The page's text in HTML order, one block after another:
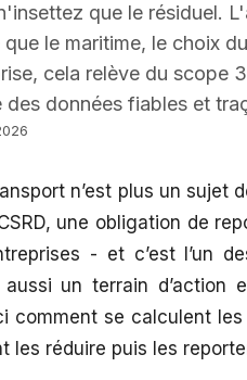
que le résiduel.
le maritime, le choix
cela relève du scope
des données fiables et
n’est plus un sujet
une obligation de
- et c’est l’un
aussi un terrain
comment se calculent
les réduire puis les